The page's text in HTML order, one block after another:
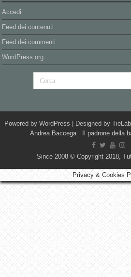
Accedi
Feed dei contenuti
Feed dei commenti
WordPress.org
Powered by WordPress | Designed by
Andrea Baccega Il padrone della
Since 2008 © Copyright 2018,
Privacy & Cookies